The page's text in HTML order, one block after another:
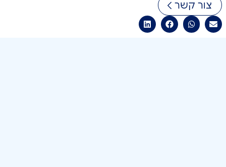
צור קשר